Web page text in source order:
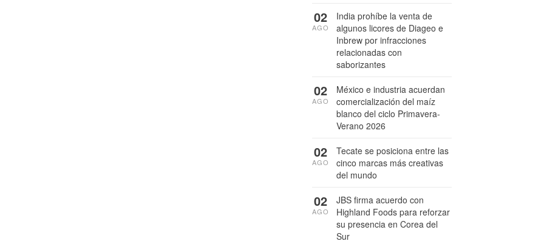
India prohíbe la venta de
algunos licores de Diageo e
Inbrew por infracciones
relacionadas con
saborizantes
02
AGO
México e industria acuerdan
comercialización del maíz
blanco del ciclo Primavera-
Verano 2026
02
AGO
Tecate se posiciona entre las
cinco marcas más creativas
del mundo
02
AGO
JBS firma acuerdo con
Highland Foods para reforzar
su presencia en Corea del
Sur
02
AGO